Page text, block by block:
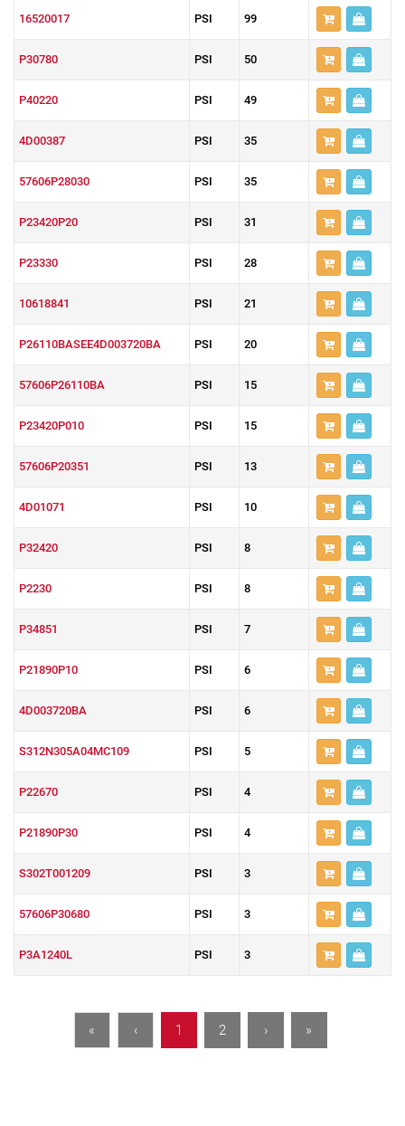
16520017 PSI 99
P30780 PSI 50
P40220 PSI 49
4D00387 PSI 35
57606P28030 PSI 35
P23420P20 PSI 31
P23330 PSI 28
10618841 PSI 21
P26110BASEE4D003720BA PSI 20
57606P26110BA PSI 15
P23420P010 PSI 15
57606P20351 PSI 13
4D01071 PSI 10
P32420 PSI 8
P2230 PSI 8
P34851 PSI 7
P21890P10 PSI 6
4D003720BA PSI 6
S312N305A04MC109 PSI 5
P22670 PSI 4
P21890P30 PSI 4
S302T001209 PSI 3
57606P30680 PSI 3
P3A1240L PSI 3
« ‹ 1 2 › »